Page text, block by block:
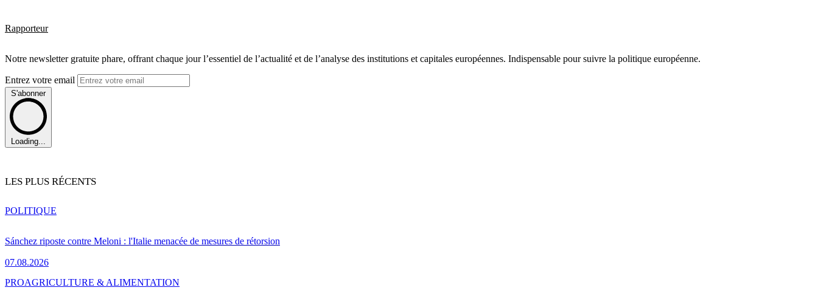
Rapporteur
Notre newsletter gratuite phare, offrant chaque jour l’essentiel de l’actualité et de l’analyse des institutions et capitales européennes. Indispensable pour suivre la politique européenne.
Entrez votre email
S'abonner
Loading...
LES PLUS RÉCENTS
Sánchez riposte contre Meloni : l'Italie menacée de mesures de rétorsion
07.08.2026
POLITIQUE
PROAGRICULTURE & ALIMENTATION